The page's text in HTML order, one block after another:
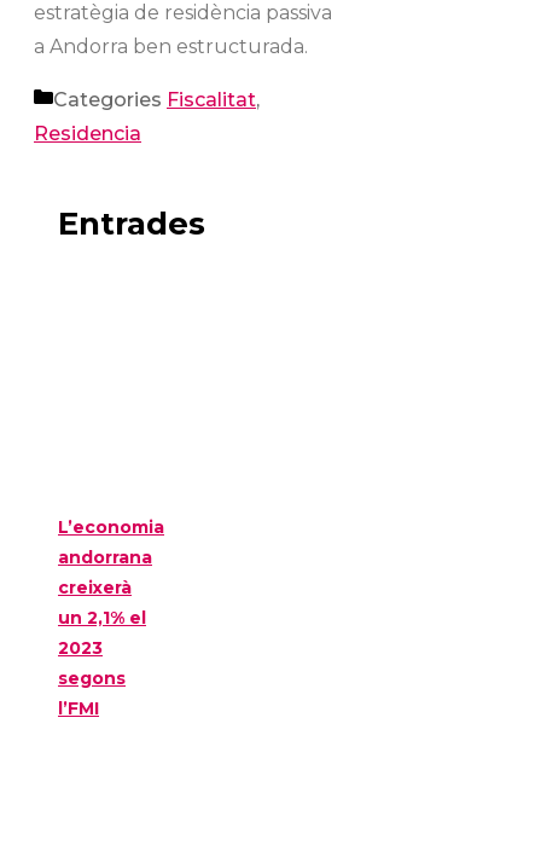
estratègia de residència passiva
a Andorra ben estructurada.
Categories Fiscalitat,
Residencia
Entrades
L’economia
andorrana
creixerà
un 2,1% el
2023
segons
l’FMI